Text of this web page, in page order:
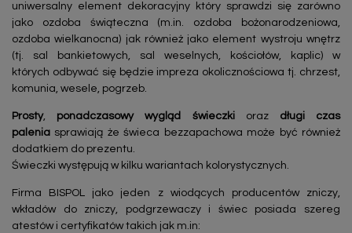
uniwersalny element dekoracyjny który sprawdzi się zarówno
jako ozdoba świąteczna (m.in. ozdoba bożonarodzeniowa,
ozdoba wielkanocna) jak również jako element wystroju wnętrz
(tj. sal bankietowych, sal weselnych, kościołów, kaplic) w
których odbywać się będzie impreza okolicznościowa tj. chrzest,
komunia, wesele, pogrzeb.
Prosty, ponadczasowy wygląd świeczkiorazdługi czas
palenia sprawiają że świeca bezzapachowa może być również
dodatkiem do prezentu.
Świeczki występują w kilku wariantach kolorystycznych.
Firma BISPOL jako jeden z wiodących producentów zniczy,
wkładów do zniczy, podgrzewaczy i świec posiada szereg
atestów i certyfikatów takich jak m.in: